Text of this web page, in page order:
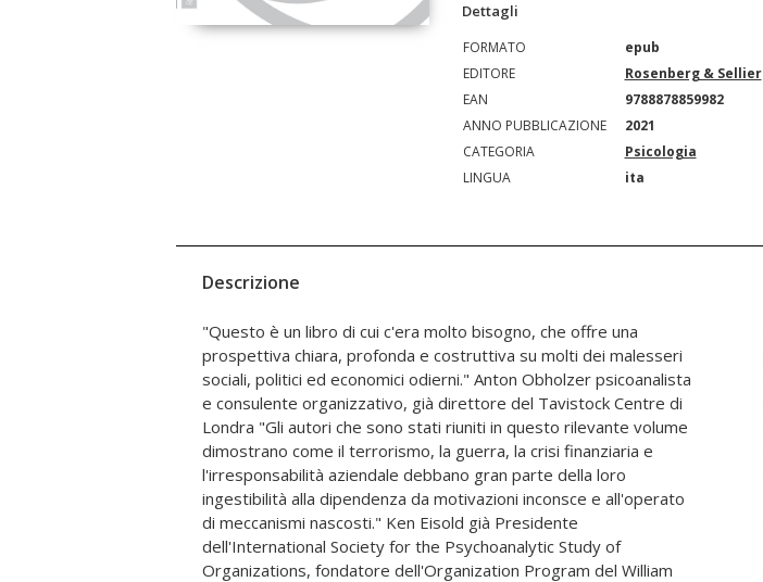
Dettagli
FORMATO
epub
EDITORE
Rosenberg & Sellier
EAN
9788878859982
ANNO PUBBLICAZIONE
2021
CATEGORIA
Psicologia
LINGUA
ita
Descrizione
"Questo è un libro di cui c'era molto bisogno, che offre una
prospettiva chiara, profonda e costruttiva su molti dei malesseri
sociali, politici ed economici odierni." Anton Obholzer psicoanalista
e consulente organizzativo, già direttore del Tavistock Centre di
Londra "Gli autori che sono stati riuniti in questo rilevante volume
dimostrano come il terrorismo, la guerra, la crisi finanziaria e
l'irresponsabilità aziendale debbano gran parte della loro
ingestibilità alla dipendenza da motivazioni inconsce e all'operato
di meccanismi nascosti." Ken Eisold già Presidente
dell'International Society for the Psychoanalytic Study of
Organizations, fondatore dell'Organization Program del William
contemporaneo." Clare Huffington consulente organizzativa,
presidente dell'International Society for the Psychoanalytic Study
of Organizations "Uno dei meriti di questo volume, e certo non il
minore, è la capacità degli autori di integrare la psicoanalisi con le
altre scienze sociali" Gilles Amado professore di Psicologia sociale
delle organizzazioni alla École des Hautes Études Commerciales
di Parigi, membro della Société Française de Psychothérapie
Psychanalytique de Groupe "Globale nella sua panoramica di
autori e di casi di studio, Lo Sguardo della Psicoanalisi su un
Mondo Turbolento riafferma la persistente rilevanza della
psicoanalisi per la comprensione dell'odierna vita sociale, politica